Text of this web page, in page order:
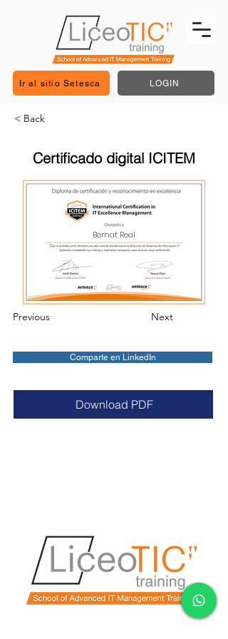
Ir al sitio Setesca LOGIN
< Back
Certificado digital ICITEM
Bernat Real
Previous Next
Comparte en LinkedIn
Download PDF